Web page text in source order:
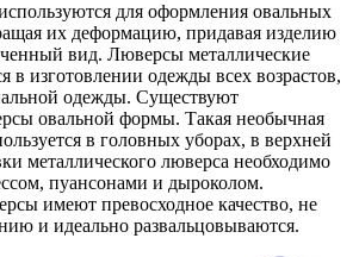
для оформления овальных
их деформацию, придавая изделию
вид. Люверсы металлические
в изготовлении одежды всех возрастов,
одежды. Существуют
овальной формы. Такая необычная
в головных уборах, в верхней
металлического люверса необходимо
пуансонами и дыроколом.
имеют превосходное качество, не
и идеально развальцовываются.